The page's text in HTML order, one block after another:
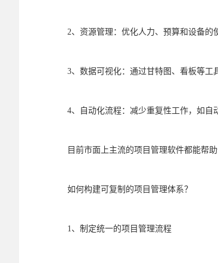
2、资源管理：优化人力、预算和设备的
3、数据可视化：通过甘特图、看板等工
4、自动化流程：减少重复性工作，如自
目前市面上主流的项目管理软件都能帮
如何构建可复制的项目管理体系？
1、制定统一的项目管理流程